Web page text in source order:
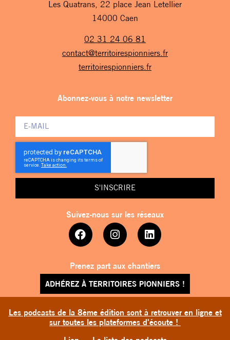
Les podcasts de la 8ème édition sont à retrouver en ligne et
sur toutes les plateformes d'écoute !
Les Quatrans, 22 place Jean Letellier
14000 Caen
02 31 24 06 81
contact@territoirespionniers.fr
territoirespionniers.fr
Abonnez-vous à notre newsletter
S'INSCRIRE
Suivez-nous sur les réseaux
Prenez part aux chantiers
ADHÉREZ À TERRITOIRES PIONNIERS !